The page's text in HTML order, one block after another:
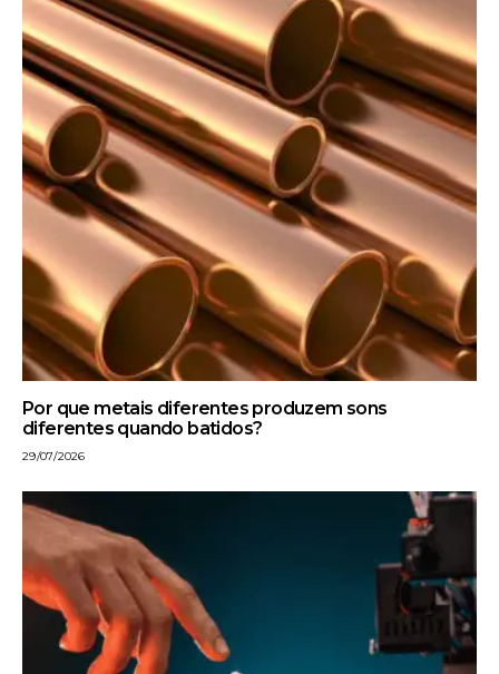
Por que metais diferentes produzem sons
diferentes quando batidos?
29/07/2026